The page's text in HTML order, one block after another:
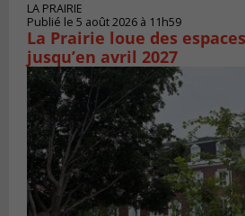
LA PRAIRIE
Publié le 5 août 2026 à 11h59
La Prairie loue des
jusqu’en avril 2027